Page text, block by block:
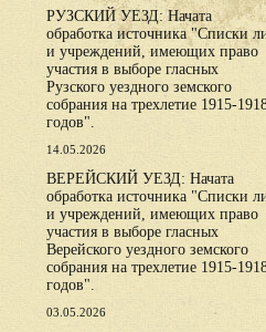
РУЗСКИЙ УЕЗД: Начата
обработка источника "Списки
и учреждений, имеющих право
участия в выборе гласных
Рузского уездного земского
собрания на трехлетие 1915-
годов".
14.05.2026
ВЕРЕЙСКИЙ УЕЗД: Начата
обработка источника "Списки
и учреждений, имеющих право
участия в выборе гласных
Верейского уездного земского
собрания на трехлетие 1915-
годов".
03.05.2026